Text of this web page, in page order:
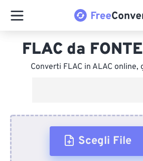
FLAC da
Converti FLAC in ALAC
Scegli File